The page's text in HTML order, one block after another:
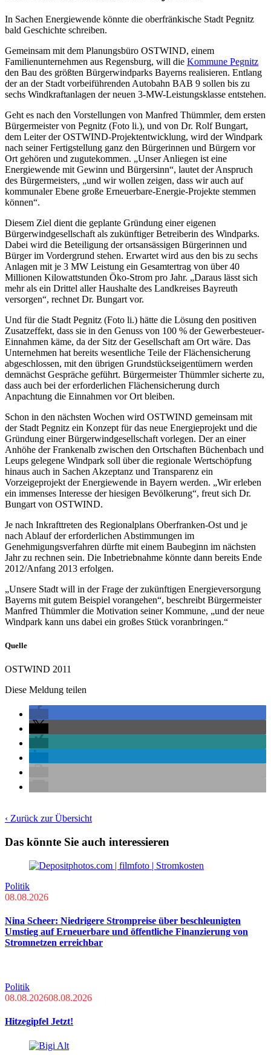
In Sachen Energiewende könnte die oberfränkische Stadt Pegnitz
bald Geschichte schreiben.
Gemeinsam mit dem Planungsbüro OSTWIND, einem
Familienunternehmen aus Regensburg, will die Kommune Pegnitz
den Bau des größten Bürgerwindparks Bayerns realisieren. Entlang
der an der Stadt vorbeiführenden Autobahn BAB 9 sollen bis zu
sechs Windkraftanlagen der neuen 3-MW-Leistungsklasse entstehen.
Geht es nach den Vorstellungen von Manfred Thümmler, dem ersten
Bürgermeister von Pegnitz (Foto li.), und von Dr. Rolf Bungart,
dem Leiter der OSTWIND-Projektentwicklung, wird der Windpark
nach seiner Fertigstellung ganz den Bürgerinnen und Bürgern vor
Ort gehören und zugutekommen. „Unser Anliegen ist eine
Energiewende mit Gewinn und Bürgersinn“, lautet der Anspruch
des Bürgermeisters, „und wir wollen zeigen, dass wir auch auf
kommunaler Ebene große Erneuerbare-Energie-Projekte stemmen
können“.
Diesem Ziel dient die geplante Gründung einer eigenen
Bürgerwindgesellschaft als zukünftiger Betreiberin des Windparks.
Dabei wird die Beteiligung der ortsansässigen Bürgerinnen und
Bürger im Vordergrund stehen. Erwartet wird aus den bis zu sechs
Anlagen mit je 3 MW Leistung ein Gesamtertrag von über 40
Millionen Kilowattstunden Öko-Strom pro Jahr. „Daraus lässt sich
mehr als ein Drittel aller Haushalte des Landkreises Bayreuth
versorgen“, rechnet Dr. Bungart vor.
Und für die Stadt Pegnitz (Foto li.) hätte die Lösung den positiven
Zusatzeffekt, dass sie in den Genuss von 100 % der Gewerbesteuer-
Einnahmen käme, da der Sitz der Gesellschaft am Ort wäre. Das
Unternehmen hat bereits wesentliche Teile der Flächensicherung
abgeschlossen, mit den übrigen Grundstückseigentümern werden
demnächst Gespräche geführt. Bürgermeister Thümmler sicherte zu,
dass auch bei der erforderlichen Flächensicherung durch
Anpachtung die Einnahmen vor Ort bleiben.
Schon in den nächsten Wochen wird OSTWIND gemeinsam mit
der Stadt Pegnitz ein Konzept für das neue Energieprojekt und die
Gründung einer Bürgerwindgesellschaft vorlegen. Der an einer
Anhöhe der Frankenalb zwischen den Ortschaften Büchenbach und
Leups gelegene Windpark soll über die regionale Wertschöpfung
hinaus auch in Sachen Akzeptanz und Transparenz ein
Vorzeigeprojekt der Energiewende in Bayern werden. „Wir erleben
ein immenses Interesse der hiesigen Bevölkerung“, freut sich Dr.
Bungart von OSTWIND.
Je nach Inkrafttreten des Regionalplans Oberfranken-Ost und je
nach Ablauf der erforderlichen Abstimmungen im
Genehmigungsverfahren dürfte mit einem Baubeginn im nächsten
Jahr zu rechnen sein. Die Inbetriebnahme könnte dann bereits Ende
2012/Anfang 2013 erfolgen.
„Unsere Stadt will in der Frage der zukünftigen Energieversorgung
Bayerns mit gutem Beispiel vorangehen“, beschreibt Bürgermeister
Manfred Thümmler die Motivation seiner Kommune, „und der neue
Windpark kann uns dabei ein großes Stück voranbringen.“
Quelle
OSTWIND 2011
Diese Meldung teilen
‹ Zurück zur Übersicht
Das könnte Sie auch interessieren
Politik
08.08.2026
Nina Scheer: Niedrigere Strompreise über beschleunigten
Umstieg auf Erneuerbare und öffentliche Finanzierung von
Stromnetzen erreichbar
Politik
08.08.202608.08.2026
Hitzegipfel Jetzt!